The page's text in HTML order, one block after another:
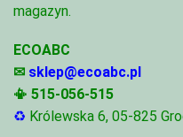
magazyn.
ECOABC
✉ sklep@ecoabc.pl
📳 515-056-515
♻ Królewska 6, 05-825